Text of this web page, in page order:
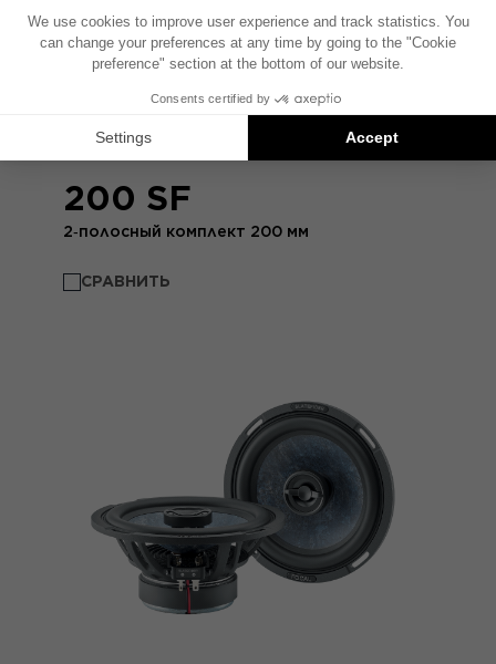
200 SF
2‑полосный комплект 200 мм
СРАВНИТЬ